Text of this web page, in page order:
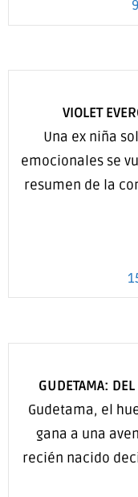
VIOLET
Una ex niña
emocionales se
resumen de la
GUDETAMA:
Gudetama, el
gana a una
recién nacido